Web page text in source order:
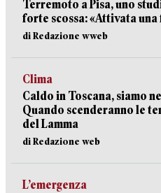
Terremoto a Pisa, uno
forte scossa: «Attivata
di Redazione wweb
Clima
Caldo in Toscana, siamo
Quando scenderanno le
del Lamma
di Redazione web
L’emergenza